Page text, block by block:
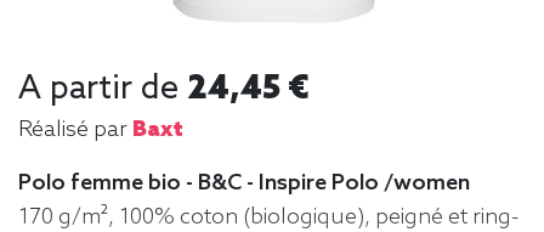
A partir de 24,45 €
Réalisé par Baxt
Polo femme bio - B&C - Inspire Polo /women
170 g/m², 100% coton (biologique), peigné et ring-